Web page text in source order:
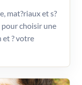
mat?riaux et s?
pour choisir une
et ? votre